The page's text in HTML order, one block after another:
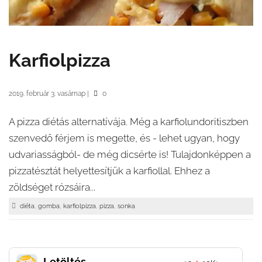
Karfiolpizza
2019. február 3. vasárnap 0
A pizza diétás alternatívája. Még a karfiolundoritiszben
szenvedő férjem is megette, és - lehet ugyan, hogy
udvariasságból- de még dicsérte is! Tulajdonképpen a
pizzatésztát helyettesítjük a karfiollal. Ehhez a
zöldséget rózsáira...
diéta, gomba, karfiolpizza, pizza, sonka